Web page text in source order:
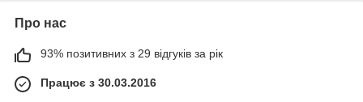
Про нас
93% позитивних з 29 відгуків за рік
Працює з 30.03.2016